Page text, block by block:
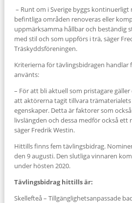
– Runt om i Sverige byggs kontinuerligt
befintliga områden renoveras eller
uppmärksamma hållbar och beständig
med stil och som uppförs i trä, säger
Träskyddsföreningen.
Kriterierna för tävlingsbidragen
använts:
– För att bli aktuell som pristagare
att aktörerna tagit tillvara
egenskaper. Detta är faktorer som
livslängden och dessa medför också
säger Fredrik Westin.
Hittills finns fem tävlingsbidrag.
den 9 augusti. Den slutliga vinnaren
under hösten 2020.
Tävlingsbidrag hittills är:
Skellefteå – Tillgänglighetsanpassade